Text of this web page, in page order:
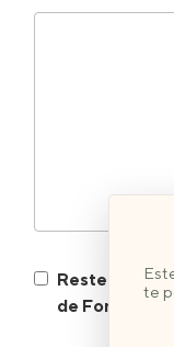
te
Restez
de Fontenille